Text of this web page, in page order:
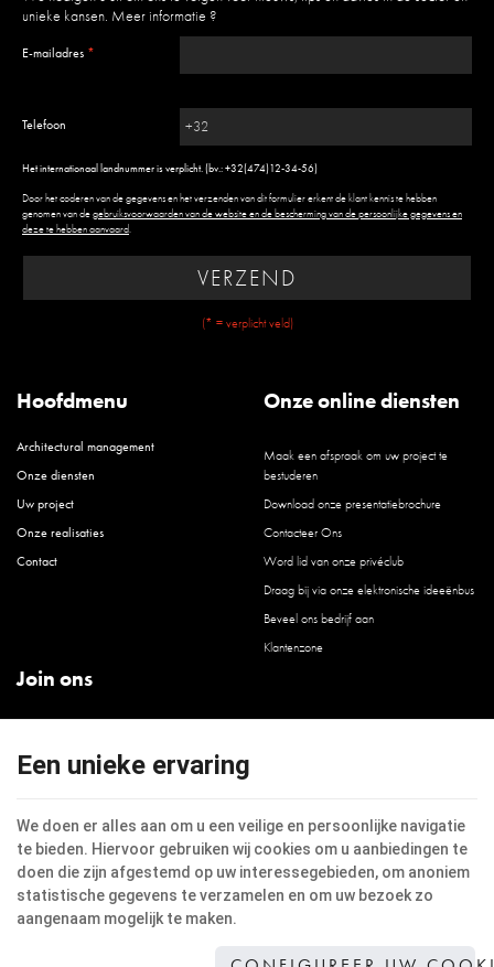
unieke kansen. Meer informatie ?
E-mailadres *
Telefoon
Het internationaal landnummer is verplicht. (bv.: +32(474)12-34-56)
Door het coderen van de gegevens en het verzenden van dit formulier erkent de klant kennis te hebben
genomen van degebruiksvoorwaarden van de website en de bescherming van de persoonlijke gegevens en
deze te hebben aanvaard.
VERZEND
(* = verplicht veld)
Hoofdmenu
Architectural management
Onze diensten
Uw project
Onze realisaties
Contact
Onze online diensten
Maak een afspraak om uw project te
bestuderen
Download onze presentatiebrochure
Contacteer Ons
Word lid van onze privéclub
Draag bij via onze elektronische ideeënbus
Beveel ons bedrijf aan
Klantenzone
Join ons
LinkedIn
Facebook
Deze website maakt gebruik van cookies om de gebruikerservaring te verbeteren.
Jacinto Architecture-Algemene Voorwaarden- Onze partners op
Een unieke ervaring
We doen er alles aan om u een veilige en persoonlijke navigatie
te bieden. Hiervoor gebruiken wij cookies om u aanbiedingen te
doen die zijn afgestemd op uw interessegebieden, om anoniem
statistische gegevens te verzamelen en om uw bezoek zo
aangenaam mogelijk te maken.